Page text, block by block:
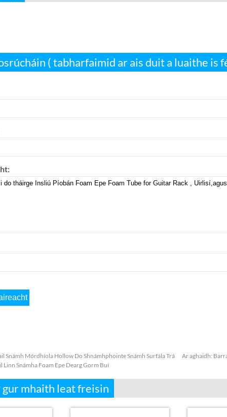
( tabharfaimid ar ais duit a luaithe is
Snámh Mórdhíola Hollow Do Shnámhphointe Snámh Surfála Trá
Snámha Foam Epe Dearg Gorm Buí
Ar aghaidh:
mhaith leat freisin